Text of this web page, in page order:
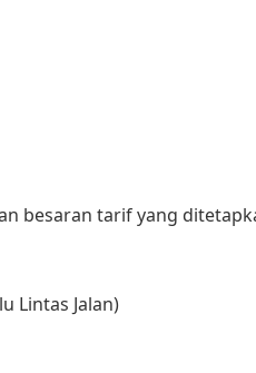
besaran tarif yang
Lintas Jalan)